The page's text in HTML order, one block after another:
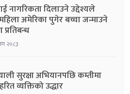
नागरिकता दिलाउने उद्देश्यले
अमेरिका पुगेर बच्चा जन्माउने
२०८३
सुरक्षा अभियानपछि कम्तीमा
व्यक्तिको उद्धार